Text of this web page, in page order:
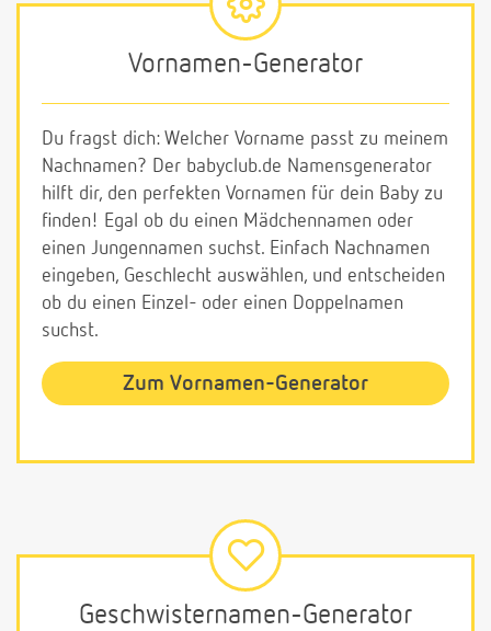
Vornamen-Generator
Du fragst dich: Welcher Vorname passt zu meinem
Nachnamen? Der babyclub.de Namensgenerator
hilft dir, den perfekten Vornamen für dein Baby zu
finden! Egal ob du einen Mädchennamen oder
einen Jungennamen suchst. Einfach Nachnamen
eingeben, Geschlecht auswählen, und entscheiden
ob du einen Einzel- oder einen Doppelnamen
suchst.
Zum Vornamen-Generator
Geschwisternamen-Generator